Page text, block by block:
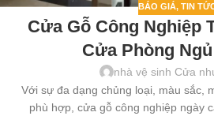
BÁO GIÁ, TIN
Cửa Gỗ Công Nghiệp
Cửa Phòng
nhà vệ sinh Cửa
Với sự đa dạng chủng loại, màu sắc,
phù hợp, cửa gỗ công nghiệp ngày